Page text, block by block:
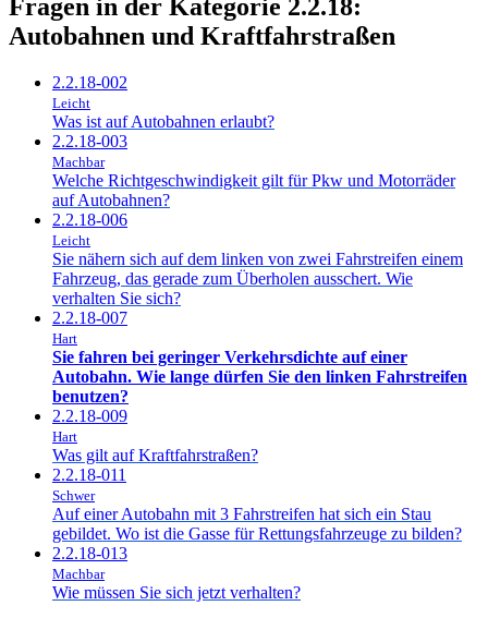
Fragen in der Kategorie 2.2.18:
Autobahnen und Kraftfahrstraßen
2.2.18-002
Leicht
Was ist auf Autobahnen erlaubt?
2.2.18-003
Machbar
Welche Richtgeschwindigkeit gilt für Pkw und Motorräder
auf Autobahnen?
2.2.18-006
Leicht
Sie nähern sich auf dem linken von zwei Fahrstreifen einem
Fahrzeug, das gerade zum Überholen ausschert. Wie
verhalten Sie sich?
2.2.18-007
Hart
Sie fahren bei geringer Verkehrsdichte auf einer
Autobahn. Wie lange dürfen Sie den linken Fahrstreifen
benutzen?
2.2.18-009
Hart
Was gilt auf Kraftfahrstraßen?
2.2.18-011
Schwer
Auf einer Autobahn mit 3 Fahrstreifen hat sich ein Stau
gebildet. Wo ist die Gasse für Rettungsfahrzeuge zu bilden?
2.2.18-013
Machbar
Wie müssen Sie sich jetzt verhalten?